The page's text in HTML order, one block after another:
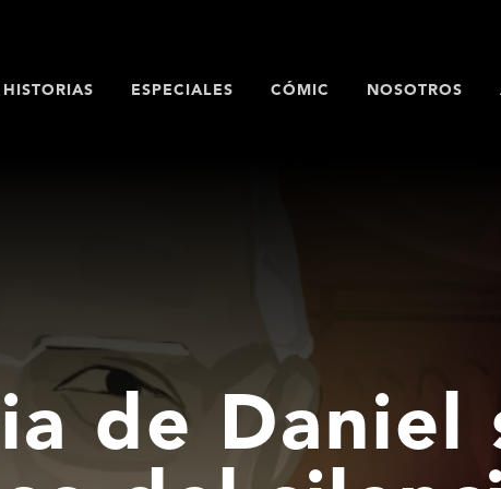
HISTORIAS ESPECIALES CÓMIC NOSOTROS
de Daniel